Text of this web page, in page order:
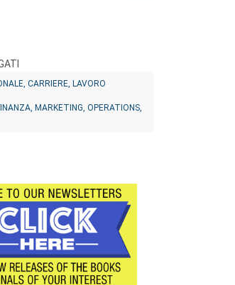
CARRIERE, LAVORO
MARKETING, OPERATIONS,